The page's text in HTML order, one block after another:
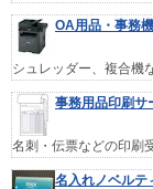
OA用品・事務
シュレッダー、複合機
事務用品印刷サ
名刺・伝票などの印刷
名入れノベルテ